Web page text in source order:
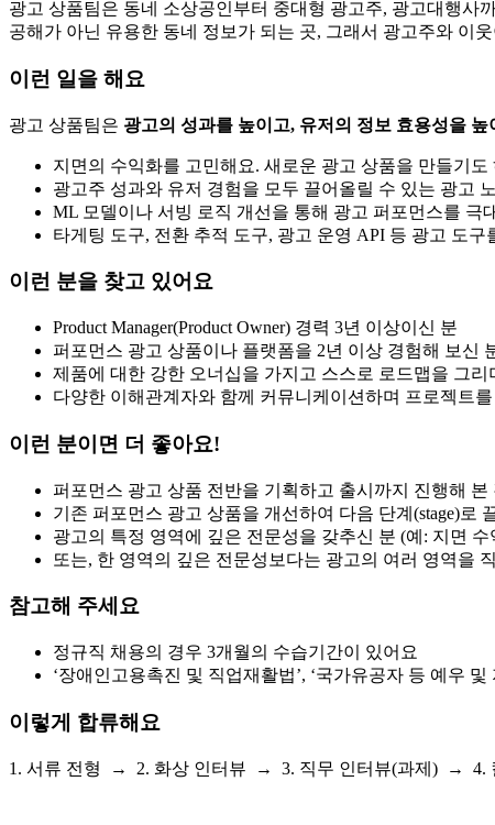
광고 상품팀은 동네 소상공인부터 중대형 광고주, 광고대행사
공해가 아닌 유용한 동네 정보가 되는 곳, 그래서 광고주와 이
이런 일을 해요
광고 상품팀은 광고의 성과를 높이고, 유저의 정보 효용성을
지면의 수익화를 고민해요. 새로운 광고 상품을 만들기
광고주 성과와 유저 경험을 모두 끌어올릴 수 있는 광고
ML 모델이나 서빙 로직 개선을 통해 광고 퍼포먼스를 극
타게팅 도구, 전환 추적 도구, 광고 운영 API 등 광고 도구
이런 분을 찾고 있어요
Product Manager(Product Owner) 경력 3년 이상이신 분
퍼포먼스 광고 상품이나 플랫폼을 2년 이상 경험해 보신
제품에 대한 강한 오너십을 가지고 스스로 로드맵을 그
다양한 이해관계자와 함께 커뮤니케이션하며 프로젝트
이런 분이면 더 좋아요!
퍼포먼스 광고 상품 전반을 기획하고 출시까지 진행해 본
기존 퍼포먼스 광고 상품을 개선하여 다음 단계(stage)로
광고의 특정 영역에 깊은 전문성을 갖추신 분 (예: 지면
또는, 한 영역의 깊은 전문성보다는 광고의 여러 영역을
참고해 주세요
정규직 채용의 경우 3개월의 수습기간이 있어요
‘장애인고용촉진 및 직업재활법’, ‘국가유공자 등 예우
이렇게 합류해요
1. 서류 전형 → 2. 화상 인터뷰 → 3. 직무 인터뷰(과제) → 4.